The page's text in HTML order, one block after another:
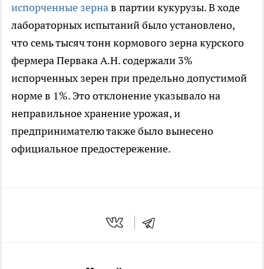
испорченные зернав партии кукурузы. В ходе
лабораторных испытаний было установлено,
что семь тысяч тонн кормового зерна курского
фермера Первака А.Н. содержали 3%
испорченных зерен при предельно допустимой
норме в 1%. Это отклонение указывало на
неправильное хранение урожая, и
предпринимателю также было вынесено
официальное предостережение.